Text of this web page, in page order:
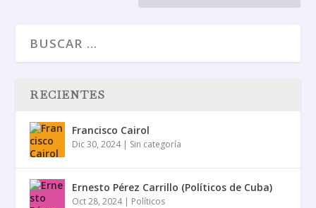
RECIENTES
Francisco Cairol
Dic 30, 2024| Sin categoría
Ernesto Pérez Carrillo (Políticos de Cuba)
Oct 28, 2024| Políticos